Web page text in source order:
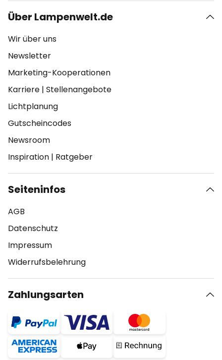
Über Lampenwelt.de
Wir über uns
Newsletter
Marketing-Kooperationen
Karriere | Stellenangebote
Lichtplanung
Gutscheincodes
Newsroom
Inspiration | Ratgeber
Seiteninfos
AGB
Datenschutz
Impressum
Widerrufsbelehrung
Zahlungsarten